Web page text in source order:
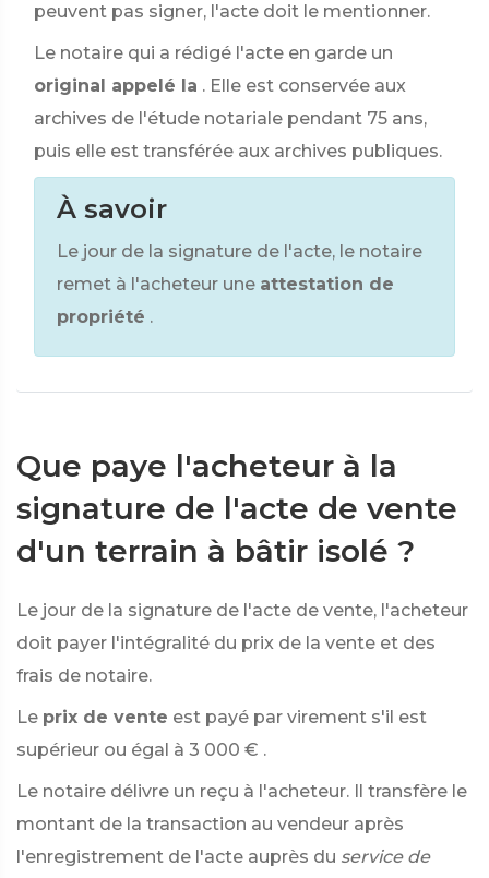
peuvent pas signer, l'acte doit le mentionner.
Le notaire qui a rédigé l'acte en garde un
original appelé la . Elle est conservée aux
archives de l'étude notariale pendant 75 ans,
puis elle est transférée aux archives publiques.
À savoir
Le jour de la signature de l'acte, le notaire
remet à l'acheteur une attestation de
propriété .
Que paye l'acheteur à la
signature de l'acte de vente
d'un terrain à bâtir isolé ?
Le jour de la signature de l'acte de vente, l'acheteur
doit payer l'intégralité du prix de la vente et des
frais de notaire.
Le prix de vente est payé par virement s'il est
supérieur ou égal à 3 000 € .
Le notaire délivre un reçu à l'acheteur. Il transfère le
montant de la transaction au vendeur après
l'enregistrement de l'acte auprès du service de